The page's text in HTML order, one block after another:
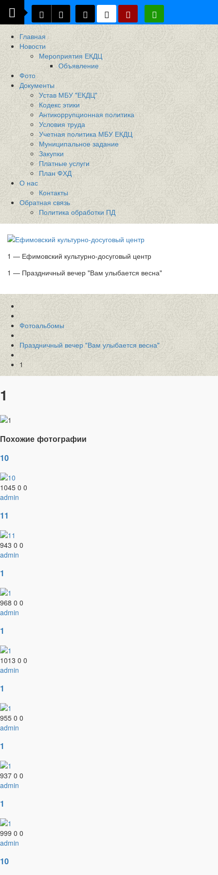
Главная
Новости
Мероприятия ЕКДЦ
Объявление
Фото
Документы
Устав МБУ "ЕКДЦ"
Кодекс этики
Антикоррупционная политика
Условия труда
Учетная политика МБУ ЕКДЦ
Муниципальное задание
Закупки
Платные услуги
План ФХД
О нас
Контакты
Обратная связь
Политика обработки ПД
1 — Ефимовский культурно-досуговый центр
1 — Праздничный вечер "Вам улыбается весна"
Фотоальбомы
Праздничный вечер "Вам улыбается весна"
1
1
Похожие фотографии
10
1045 0 0
admin
11
943 0 0
admin
1
968 0 0
admin
1
1013 0 0
admin
1
955 0 0
admin
1
937 0 0
admin
1
999 0 0
admin
10